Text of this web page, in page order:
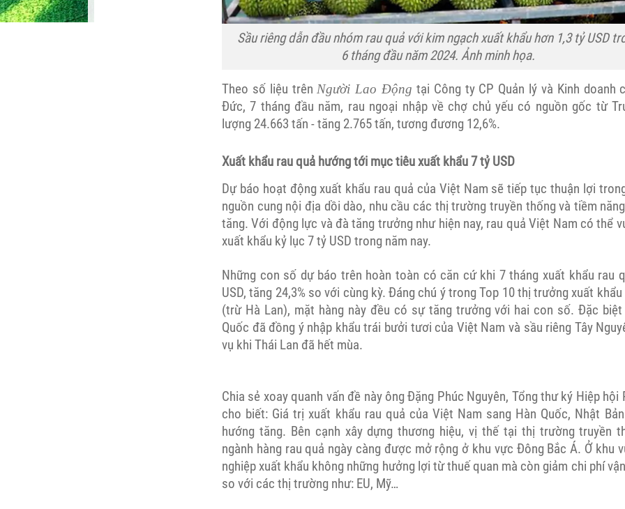
Sầu riêng dẫn đầu nhóm rau quả với kim ngạch xuất khẩu hơn 1,3 tỷ USD
6 tháng đầu năm 2024. Ảnh minh họa.
Theo số liệu trênNgười Lao Động tại Công ty CP Quản lý và Kinh doanh
Đức, 7 tháng đầu năm, rau ngoại nhập về chợ chủ yếu có nguồn gốc từ
lượng 24.663 tấn - tăng 2.765 tấn, tương đương 12,6%.
Xuất khẩu rau quả hướng tới mục tiêu xuất khẩu 7 tỷ USD
Dự báo hoạt động xuất khẩu rau quả của Việt Nam sẽ tiếp tục thuận lợi
nguồn cung nội địa dồi dào, nhu cầu các thị trường truyền thống và tiềm
tăng. Với động lực và đà tăng trưởng như hiện nay, rau quả Việt Nam có thể
xuất khẩu kỷ lục 7 tỷ USD trong năm nay.
Những con số dự báo trên hoàn toàn có căn cứ khi 7 tháng xuất khẩu rau
USD, tăng 24,3% so với cùng kỳ. Đáng chú ý trong Top 10 thị trưởng xuất
(trừ Hà Lan), mặt hàng này đều có sự tăng trưởng với hai con số. Đặc
Quốc đã đồng ý nhập khẩu trái bưởi tươi của Việt Nam và sầu riêng Tây
vụ khi Thái Lan đã hết mùa.
Chia sẻ xoay quanh vấn đề này ông Đặng Phúc Nguyên, Tổng thư ký Hiệp hội
cho biết: Giá trị xuất khẩu rau quả của Việt Nam sang Hàn Quốc, Nhật
hướng tăng. Bên cạnh xây dựng thương hiệu, vị thế tại thị trường truyền
ngành hàng rau quả ngày càng được mở rộng ở khu vực Đông Bắc Á. Ở khu
nghiệp xuất khẩu không những hưởng lợi từ thuế quan mà còn giảm chi phí
so với các thị trường như: EU, Mỹ…